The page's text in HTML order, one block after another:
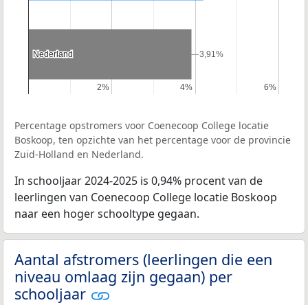
2%
2% 4%
4% 6%
6%
Nederland
Nederland 3,91%
3,91%
Percentage opstromers voor Coenecoop College locatie
Boskoop, ten opzichte van het percentage voor de provincie
Zuid-Holland en Nederland.
In schooljaar 2024-2025 is 0,94% procent van de
leerlingen van Coenecoop College locatie Boskoop
naar een hoger schooltype gegaan.
Aantal afstromers (leerlingen die een
niveau omlaag zijn gegaan) per
schooljaar